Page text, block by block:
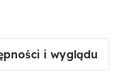
i wyglądu